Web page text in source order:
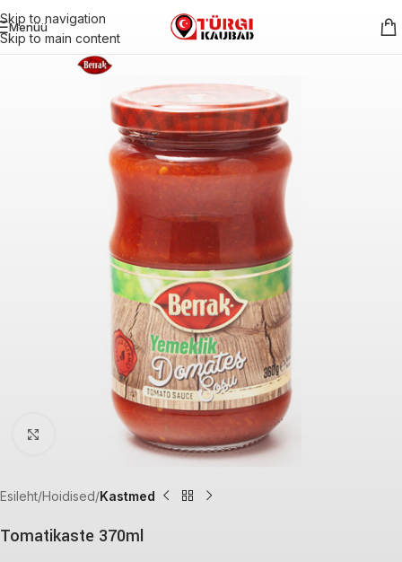
Skip to navigation
Skip to main content
Menüü
Click to enlarge
Esileht Hoidised Kastmed
Tomatikaste 370ml